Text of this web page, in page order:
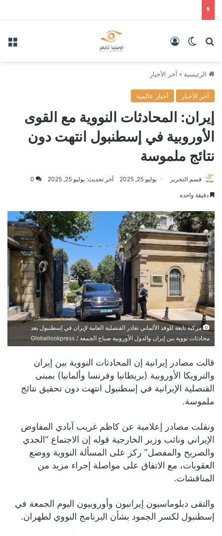
بحث عنالوضع المظلم
الرئيسية » آخر الأخبار
آخر الأخبار أخبار عالمية
إيران: المحادثات النووية مع القوى
الأوروبية في إسطنبول انتهت دون
نتائج ملموسة
قسم التحرير يوليو 25, 2025 آخر تحديث: يوليو 25, 2025 0
دقيقة واحدة
مركبة تابعة للوفد الألماني تغادر القنصلية العامة لإيران في إسطنبول بعد
محادثات نووية بين إيران والدول الأوروبية صباح الجمعة / Globallookpress
قالت مصادر إيرانية إن المحادثات النووية بين إيران
والترويكا الأوروبية (بريطانيا وفرنسا وألمانيا) بمبنى
القنصلية الإيرانية في إسطنبول انتهت دون تحقيق نتائج
ملموسة.
ونقلت مصادر إعلامية عن كاظم غريب آبادي المفاوض
الإيراني ونائب وزير الخارجية قوله إن الاجتماع “الجدي
والصريح والمفصل” ركز على المسألة النووية ووضع
العقوبات، مع الاتفاق على مواصلة إجراء مزيد من
المناقشات.
والتقى دبلوماسيون إيرانيون وأوروبيون اليوم الجمعة في
إسطنبول لكسر الجمود بشأن البرنامج النووي لطهران.